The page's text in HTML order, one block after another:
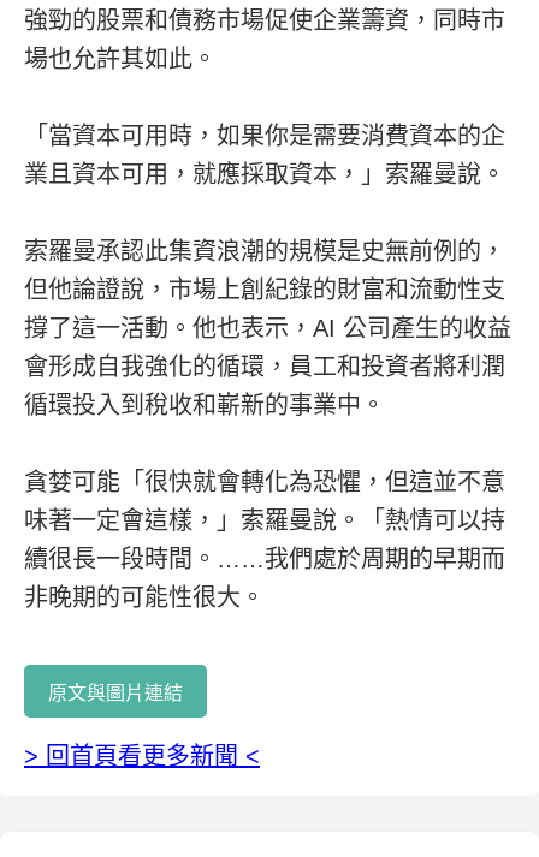
強勁的股票和債務市場促使企業籌資，同時市
場也允許其如此。
「當資本可用時，如果你是需要消費資本的企
業且資本可用，就應採取資本，」索羅曼說。
索羅曼承認此集資浪潮的規模是史無前例的，
但他論證說，市場上創紀錄的財富和流動性支
撐了這一活動。他也表示，AI 公司產生的收益
會形成自我強化的循環，員工和投資者將利潤
循環投入到稅收和嶄新的事業中。
貪婪可能「很快就會轉化為恐懼，但這並不意
味著一定會這樣，」索羅曼說。「熱情可以持
續很長一段時間。……我們處於周期的早期而
非晚期的可能性很大。
原文與圖片連結
> 回首頁看更多新聞 <